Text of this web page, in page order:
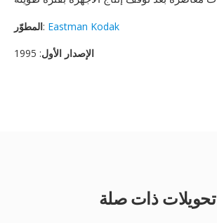
المطوّر: Eastman Kodak
الإصدار الأول: 1995
تحويلات ذات صلة